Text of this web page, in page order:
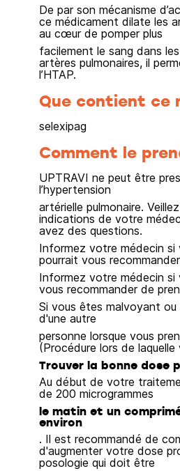
De par son mécanisme
ce médicament dilate les
au cœur de pomper plus
facilement le sang dans
artères pulmonaires, il
l’HTAP.
Que contient ce
selexipag
Comment le
UPTRAVI ne peut être
l’hypertension
artérielle pulmonaire.
indications de votre
avez des questions.
Informez votre médecin
pourrait vous
Informez votre médecin si
vous recommander de
Si vous êtes malvoyant
d'une autre
personne lorsque vous
(Procédure lors de
Trouver la bonne dose
Au début de votre
de 200 microgrammes
le matin et un
environ
. Il est recommandé de
d'augmenter votre dose
posologie qui doit être